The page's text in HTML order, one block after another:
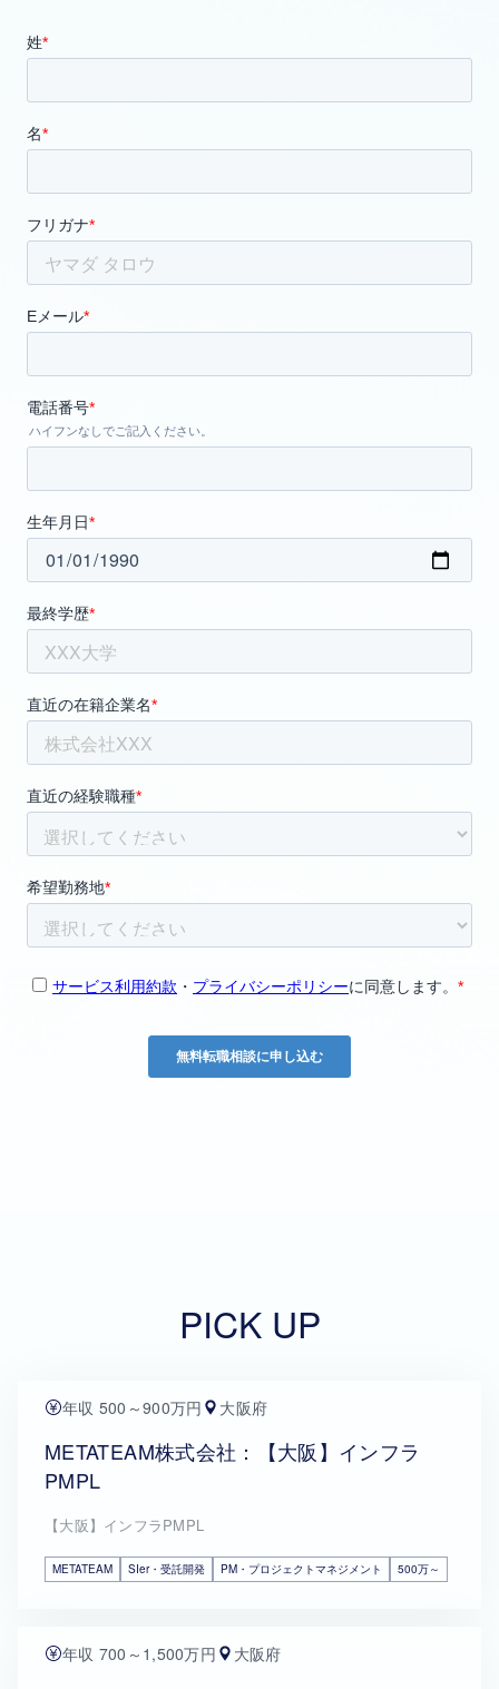
PICK UP
年収 500～900万円 大阪府
METATEAM株式会社：【大阪】インフラ
PMPL
【大阪】インフラPMPL
METATEAM SIer・受託開発 PM・プロジェクトマネジメント 500万～
年収 700～1,500万円 大阪府